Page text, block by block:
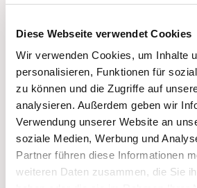
Diese Webseite verwendet Cookies
Wir verwenden Cookies, um Inhalte
personalisieren, Funktionen für
zu können und die Zugriffe auf
analysieren. Außerdem geben wir
Verwendung unserer Website an
soziale Medien, Werbung und
Partner führen diese Informationen
weiteren Daten zusammen, die Sie